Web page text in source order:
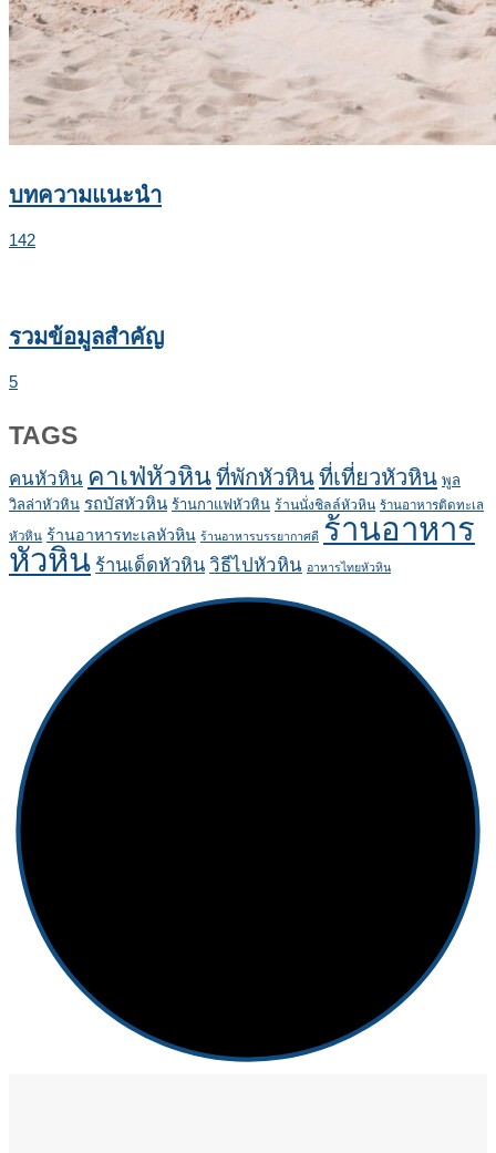
บทความแนะนำ
142
รวมข้อมูลสำคัญ
5
TAGS
คนหัวหิน คาเฟ่หัวหินที่พักหัวหินที่เที่ยวหัวหิน พูล
วิลล่าหัวหิน รถบัสหัวหิน ร้านกาแฟหัวหิน ร้านนั่งชิลล์หัวหิน ร้านอาหารติดทะเล
หัวหิน ร้านอาหารทะเลหัวหิน ร้านอาหารบรรยากาศดี ร้านอาหาร
หัวหิน ร้านเด็ดหัวหิน วิธีไปหัวหิน อาหารไทยหัวหิน